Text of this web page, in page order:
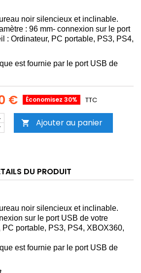
noir silencieux et inclinable.
: 96 mm- connexion sur le port
: Ordinateur, PC portable, PS3, PS4,
est fournie par le port USB de
€ Économisez 30% TTC
 Ajouter au panier
DU PRODUIT
noir silencieux et inclinable.
sur le port USB de votre
portable, PS3, PS4, XBOX360,
est fournie par le port USB de